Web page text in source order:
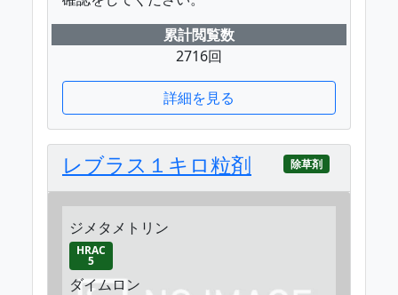
累計閲覧数
2716回
詳細を見る
レブラス１キロ粒剤 除草剤
ジメタメトリン
HRAC
5
ダイムロン